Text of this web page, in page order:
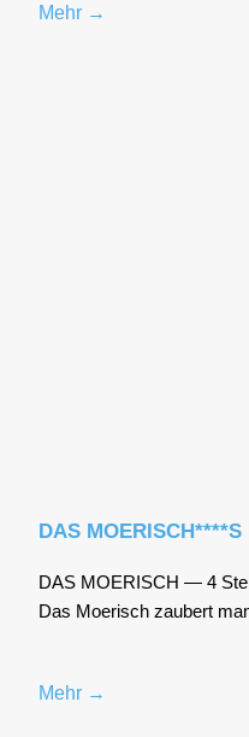
Mehr →
DAS MOERISCH****S
DAS MOERISCH — 4
Das Moe­risch zau­bert
Mehr →